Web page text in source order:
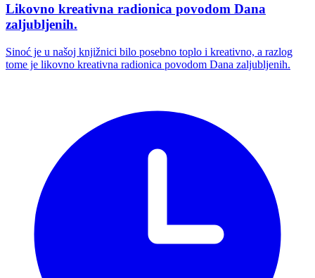
Likovno kreativna radionica povodom Dana
zaljubljenih.
Sinoć je u našoj knjižnici bilo posebno toplo i kreativno, a razlog
tome je likovno kreativna radionica povodom Dana zaljubljenih.